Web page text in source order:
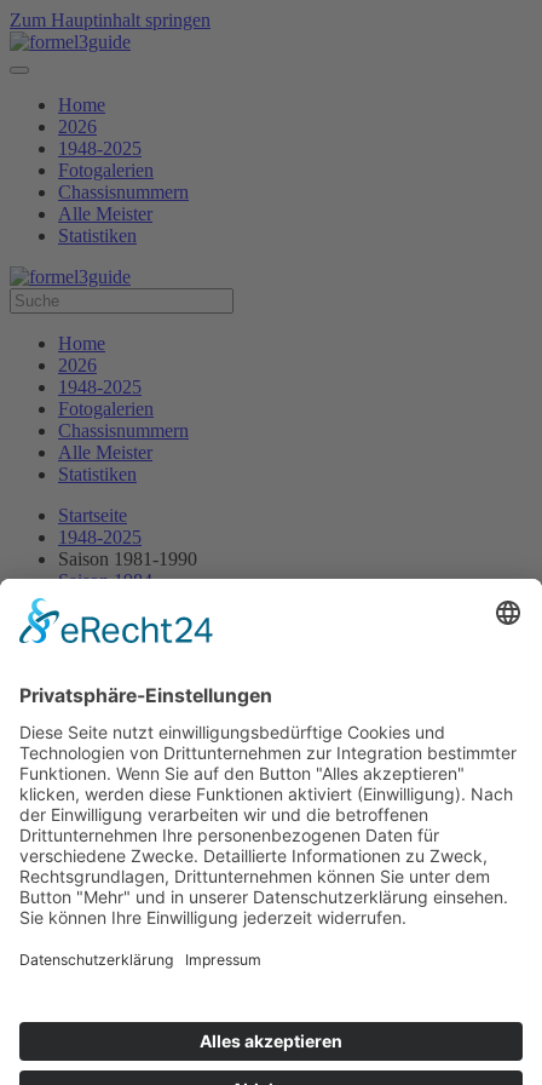
Zum Hauptinhalt springen
Home
2026
1948-2025
Fotogalerien
Chassisnummern
Alle Meister
Statistiken
Home
2026
1948-2025
Fotogalerien
Chassisnummern
Alle Meister
Statistiken
Startseite
1948-2025
Saison 1981-1990
Saison 1984
15.07.1984 - Eggberg
Streckenskizze
Alle Ergebnisse:
Nennungsliste
Ergebnis Rennen
Impressum
Jahrbuch